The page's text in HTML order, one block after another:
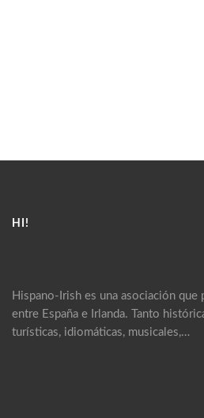
HI!
Hispano-Irish es una asociación que
entre España e Irlanda. Tanto
turísticas, idiomáticas, musicales,…